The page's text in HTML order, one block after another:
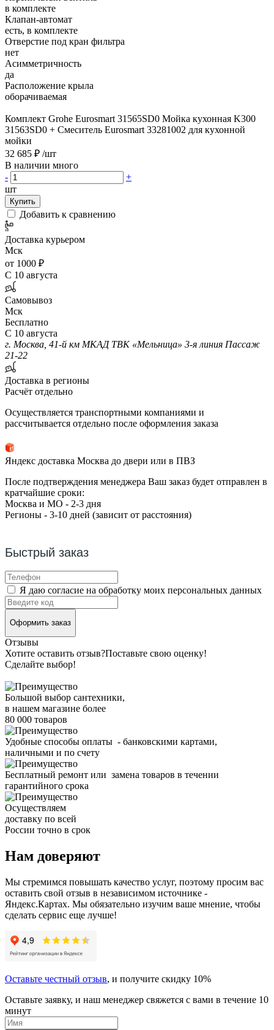
в комплекте
Клапан-автомат
есть, в комплекте
Отверстие под кран фильтра
нет
Асимметричность
да
Расположение крыла
оборачиваемая
Комплект Grohe Eurosmart 31565SD0 Мойка кухонная K300
31563SD0 + Смеситель Eurosmart 33281002 для кухонной
мойки
32 685 ₽ /шт
В наличии много
-
+
шт
Купить
Добавить к сравнению
Доставка курьером
Мск
от 1000 ₽
С 10 августа
Самовывоз
Мск
Бесплатно
С 10 августа
г. Москва, 41-й км МКАД ТВК «Мельница» 3-я линия Пассаж
21-22
Доставка в регионы
Расчёт отдельно
Осуществляется транспортными компаниями и
рассчитывается отдельно после оформления заказа
Яндекс доставка Москва до двери или в ПВЗ
После подтверждения менеджера Ваш заказ будет отправлен в
кратчайшие сроки:
Москва и МО - 2-3 дня
Регионы - 3-10 дней (зависит от расстояния)
Быстрый заказ
Я даю согласие на обработку моих персональных данных
Оформить заказ
Отзывы
Хотите оставить отзыв?Поставьте свою оценку!
Сделайте выбор!
Большой выбор сантехники,
в нашем магазине более
80 000 товаров
Удобные способы оплаты - банковскими картами,
наличными и по счету
Бесплатный ремонт или замена товаров в течении
гарантийного срока
Осуществляем
доставку по всей
России точно в срок
Нам доверяют
Мы стремимся повышать качество услуг, поэтому просим вас
оставить свой отзыв в независимом источнике -
Яндекс.Картах. Мы обязательно изучим ваше мнение, чтобы
сделать сервис еще лучше!
Оставьте честный отзыв, и получите скидку 10%
Оставьте заявку, и наш менеджер свяжется с вами в течение 10
минут